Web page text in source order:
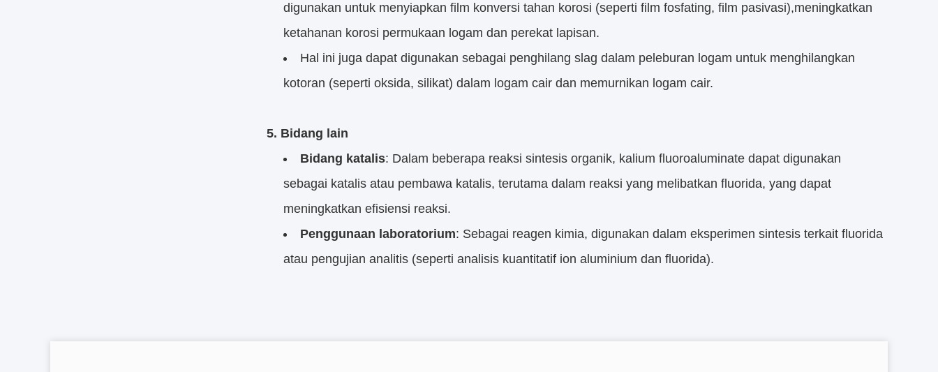
digunakan untuk menyiapkan film konversi tahan korosi (seperti film fosfating, film pasivasi),meningkatkan
ketahanan korosi permukaan logam dan perekat lapisan.
Hal ini juga dapat digunakan sebagai penghilang slag dalam peleburan logam untuk menghilangkan
kotoran (seperti oksida, silikat) dalam logam cair dan memurnikan logam cair.
5. Bidang lain
Bidang katalis: Dalam beberapa reaksi sintesis organik, kalium fluoroaluminate dapat digunakan
sebagai katalis atau pembawa katalis, terutama dalam reaksi yang melibatkan fluorida, yang dapat
meningkatkan efisiensi reaksi.
Penggunaan laboratorium: Sebagai reagen kimia, digunakan dalam eksperimen sintesis terkait fluorida
atau pengujian analitis (seperti analisis kuantitatif ion aluminium dan fluorida).